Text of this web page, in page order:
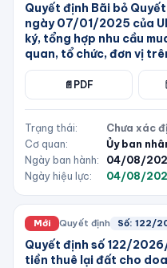
Quyết định Bãi bỏ
ngày 07/01/2025 của
ký, tổng hợp nhu cầu
quan, tổ chức, đơn vị
📄 PDF
Trạng thái:
Chưa xác
Cơ quan:
Ủy ban
Ngày ban hành:
04/08/
Ngày hiệu lực:
04/08/
Mới Quyết định Số: 122/
Quyết định số 122/
tiền thuê lại đất cho